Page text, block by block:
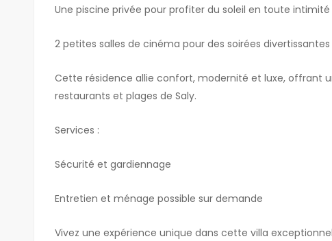
Une piscine privée pour profiter du soleil en toute intimité
2 petites salles de cinéma pour des soirées
Cette résidence allie confort, modernité et luxe, offrant
restaurants et plages de Saly.
Services :
Sécurité et gardiennage
Entretien et ménage possible sur demande
Vivez une expérience unique dans cette villa